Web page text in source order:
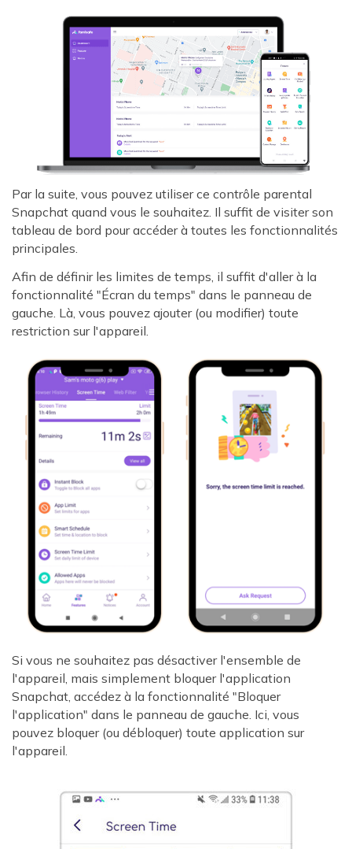
Par la suite, vous pouvez utiliser ce contrôle parental
Snapchat quand vous le souhaitez. Il suffit de visiter son
tableau de bord pour accéder à toutes les fonctionnalités
principales.
Afin de définir les limites de temps, il suffit d'aller à la
fonctionnalité "Écran du temps" dans le panneau de
gauche. Là, vous pouvez ajouter (ou modifier) toute
restriction sur l'appareil.
Si vous ne souhaitez pas désactiver l'ensemble de
l'appareil, mais simplement bloquer l'application
Snapchat, accédez à la fonctionnalité "Bloquer
l'application" dans le panneau de gauche. Ici, vous
pouvez bloquer (ou débloquer) toute application sur
l'appareil.